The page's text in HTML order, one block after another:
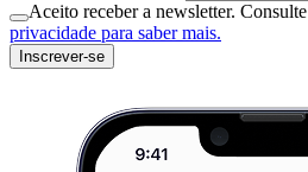
Aceito receber a newsletter. Consulte
privacidade para saber mais.
Inscrever-se